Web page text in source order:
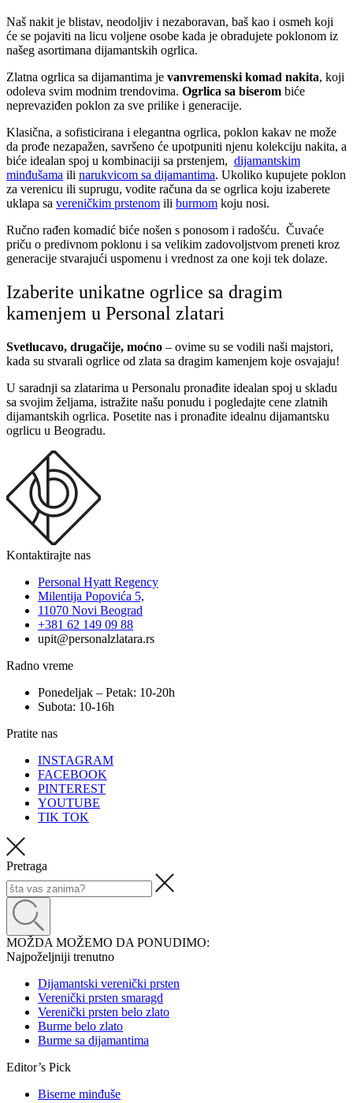
Naš nakit je blistav, neodoljiv i nezaboravan, baš kao i osmeh koji
će se pojaviti na licu voljene osobe kada je obradujete poklonom iz
našeg asortimana dijamantskih ogrlica.
Zlatna ogrlica sa dijamantima je vanvremenski komad nakita, koji
odoleva svim modnim trendovima. Ogrlica sa biserom biće
neprevaziđen poklon za sve prilike i generacije.
Klasična, a sofisticirana i elegantna ogrlica, poklon kakav ne može
da prođe nezapažen, savršeno će upotpuniti njenu kolekciju nakita, a
biće idealan spoj u kombinaciji sa prstenjem, dijamantskim
minđušama ili narukvicom sa dijamantima. Ukoliko kupujete poklon
za verenicu ili suprugu, vodite računa da se ogrlica koju izaberete
uklapa sa vereničkim prstenom ili burmom koju nosi.
Ručno rađen komadić biće nošen s ponosom i radošću. Čuvaće
priču o predivnom poklonu i sa velikim zadovoljstvom preneti kroz
generacije stvarajući uspomenu i vrednost za one koji tek dolaze.
Izaberite unikatne ogrlice sa dragim
kamenjem u Personal zlatari
Svetlucavo, drugačije, moćno – ovime su se vodili naši majstori,
kada su stvarali ogrlice od zlata sa dragim kamenjem koje osvajaju!
U saradnji sa zlatarima u Personalu pronađite idealan spoj u skladu
sa svojim željama, istražite našu ponudu i pogledajte cene zlatnih
dijamantskih ogrlica. Posetite nas i pronađite idealnu dijamantsku
ogrlicu u Beogradu.
Kontaktirajte nas
Personal Hyatt Regency
Milentija Popovića 5,
11070 Novi Beograd
+381 62 149 09 88
upit@personalzlatara.rs
Radno vreme
Ponedeljak – Petak: 10-20h
Subota: 10-16h
Pratite nas
INSTAGRAM
FACEBOOK
PINTEREST
YOUTUBE
TIK TOK
Pretraga
MOŽDA MOŽEMO DA PONUDIMO:
Najpoželjniji trenutno
Dijamantski verenički prsten
Verenički prsten smaragd
Verenički prsten belo zlato
Burme belo zlato
Burme sa dijamantima
Editor’s Pick
Biserne minđuše